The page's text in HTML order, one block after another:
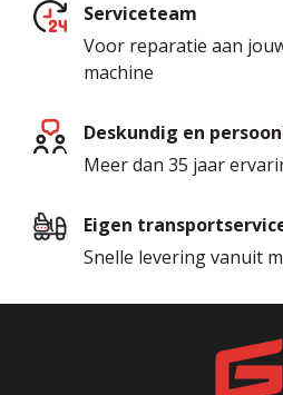
Serviceteam
Voor reparatie aan
machine
Deskundig en
Meer dan 35 jaar
Eigen
Snelle levering vanuit